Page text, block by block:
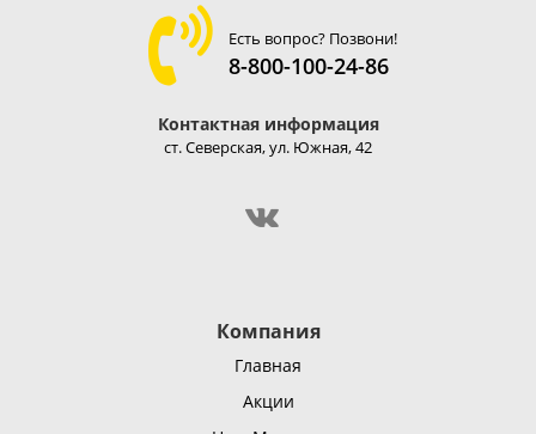
Есть вопрос? Позвони!
8-800-100-24-86
Контактная информация
ст. Северская, ул. Южная, 42
Компания
Главная
Акции